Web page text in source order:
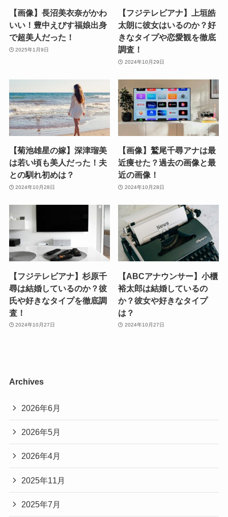
【画像】長沼美衣奈がかわ
いい！豊中えびす福娘出身
で超美人だった！
2025年1月9日
【フジテレビアナ】上垣皓
太朗に彼女はいるのか？好
きなタイプや恋愛観を徹底
調査！
2024年10月29日
【菊池雄星の嫁】深津瑠美
は若い頃も美人だった！夫
との馴れ初めは？
2024年10月28日
【画像】鷲尾千尋アナは最
近痩せた？過去の画像と最
近の画像！
2024年10月28日
【フジテレビアナ】杉原千
尋は結婚しているのか？彼
氏や好きなタイプを徹底調
査！
2024年10月27日
【ABCアナウンサー】小櫃
裕太郎は結婚しているの
か？彼女や好きなタイプ
は？
2024年10月27日
Archives
2026年6月
2026年5月
2026年4月
2025年11月
2025年7月